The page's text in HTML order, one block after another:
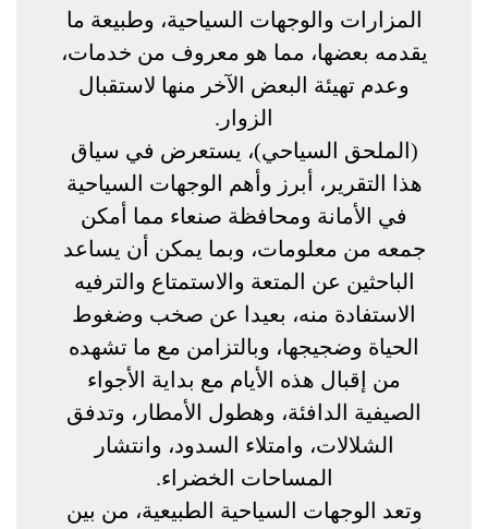
المزارات والوجهات السياحية، وطبيعة ما
يقدمه بعضها، مما هو معروف من خدمات،
وعدم تهيئة البعض الآخر منها لاستقبال
الزوار.
(الملحق السياحي)، يستعرض في سياق
هذا التقرير، أبرز وأهم الوجهات السياحية
في الأمانة ومحافظة صنعاء مما أمكن
جمعه من معلومات، وبما يمكن أن يساعد
الباحثين عن المتعة والاستمتاع والترفيه
الاستفادة منه، بعيدا عن صخب وضغوط
الحياة وضجيجها، وبالتزامن مع ما تشهده
من إقبال هذه الأيام مع بداية الأجواء
الصيفية الدافئة، وهطول الأمطار، وتدفق
الشلالات، وامتلاء السدود، وانتشار
المساحات الخضراء.
وتعد الوجهات السياحية الطبيعية، من بين